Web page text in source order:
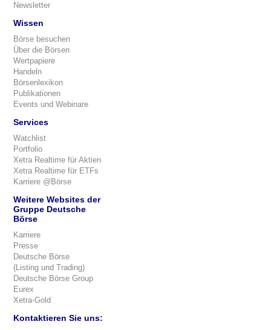
Newsletter
Wissen
Börse besuchen
Über die Börsen
Wertpapiere
Handeln
Börsenlexikon
Publikationen
Events und Webinare
Services
Watchlist
Portfolio
Xetra Realtime für Aktien
Xetra Realtime für ETFs
Karriere @Börse
Weitere Websites der
Gruppe Deutsche
Börse
Karriere
Presse
Deutsche Börse
(Listing und Trading)
Deutsche Börse Group
Eurex
Xetra-Gold
Kontaktieren Sie uns: